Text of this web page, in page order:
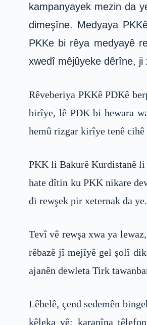
kampanyayek mezin da
dimeşîne. Medyaya
PKKe bi rêya medyayê
xwedî mêjûyeke dêrîne, ji
Rêveberiya PKKê PDKê
birîye, lê PDK bi hewara
hemû rizgar kirîye tenê
PKK li Bakurê Kurdistanê li
hate dîtin ku PKK nikare
di rewşek pir xeternak da ye.
Tevî vê rewşa xwa ya
rêbazê jî mejîyê gel şolî
ajanên dewleta Tirk
Lêbelê, çend sedemên
kêleka vê; karanîna